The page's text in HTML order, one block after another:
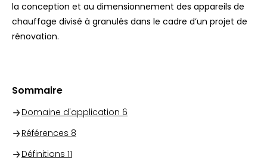
la conception et au dimensionnement des appareils de
chauffage divisé à granulés dans le cadre d’un projet de
rénovation.
Sommaire
Domaine d'application 6
Références 8
Définitions 11